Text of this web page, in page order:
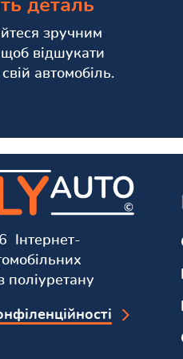
деталь
зручним
відшукати
автомобіль.
Інтернет-
поліуретану